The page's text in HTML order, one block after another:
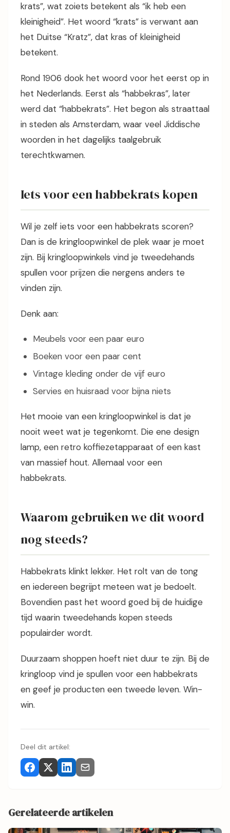
krats”, wat zoiets betekent als “ik heb een
kleinigheid”. Het woord “krats” is verwant aan
het Duitse “Kratz”, dat kras of kleinigheid
betekent.
Rond 1906 dook het woord voor het eerst op in
het Nederlands. Eerst als “habbekras”, later
werd dat “habbekrats”. Het begon als straattaal
in steden als Amsterdam, waar veel Jiddische
woorden in het dagelijks taalgebruik
terechtkwamen.
Iets voor een habbekrats kopen
Wil je zelf iets voor een habbekrats scoren?
Dan is de kringloopwinkel de plek waar je moet
zijn. Bij kringloopwinkels vind je tweedehands
spullen voor prijzen die nergens anders te
vinden zijn.
Denk aan:
Meubels voor een paar euro
Boeken voor een paar cent
Vintage kleding onder de vijf euro
Servies en huisraad voor bijna niets
Het mooie van een kringloopwinkel is dat je
nooit weet wat je tegenkomt. Die ene design
lamp, een retro koffiezetapparaat of een kast
van massief hout. Allemaal voor een
habbekrats.
Waarom gebruiken we dit woord
nog steeds?
Habbekrats klinkt lekker. Het rolt van de tong
en iedereen begrijpt meteen wat je bedoelt.
Bovendien past het woord goed bij de huidige
tijd waarin tweedehands kopen steeds
populairder wordt.
Duurzaam shoppen hoeft niet duur te zijn. Bij de
kringloop vind je spullen voor een habbekrats
en geef je producten een tweede leven. Win-
win.
Deel dit artikel:
Gerelateerde artikelen